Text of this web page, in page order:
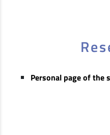
Personal page of the